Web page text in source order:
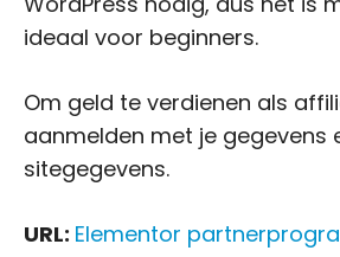
ideaal voor beginners.
Om geld te verdienen als
aanmelden met je gegevens
sitegegevens.
URL: Elementor